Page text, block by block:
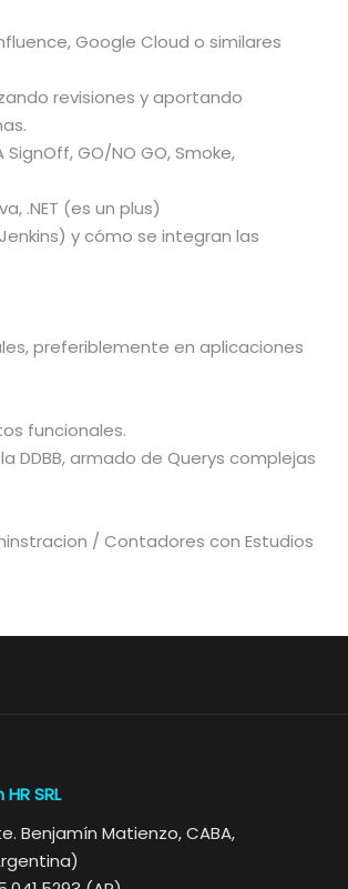
Google Cloud o similares
revisiones y aportando
GO/NO GO, Smoke,
.NET (es un plus)
y cómo se integran las
preferiblemente en aplicaciones
funcionales.
DDBB, armado de Querys complejas
/ Contadores con Estudios
SRL
Benjamín Matienzo, CABA,